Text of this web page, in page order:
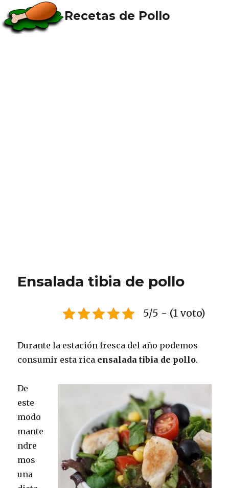
Recetas de Pollo
Ensalada tibia de pollo
5/5 - (1 voto)
Durante la estación fresca del año podemos
consumir esta rica ensalada tibia de pollo.
De
este
modo
mante
ndre
mos
una